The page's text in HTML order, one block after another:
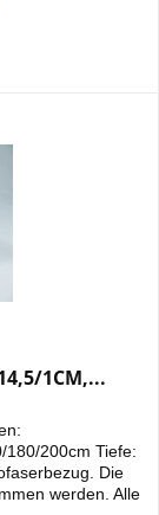
1CM,...
180/200cm Tiefe:
Die
werden. Alle